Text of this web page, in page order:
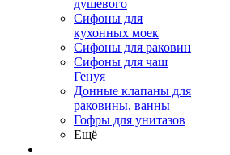
душевого
Сифоны для
кухонных моек
Сифоны для раковин
Сифоны для чаш
Генуя
Донные клапаны для
раковины, ванны
Гофры для унитазов
Ещё